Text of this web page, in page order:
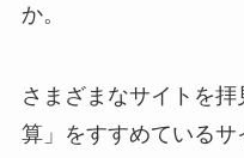
か。
さまざまなサイトを
算」をすすめている